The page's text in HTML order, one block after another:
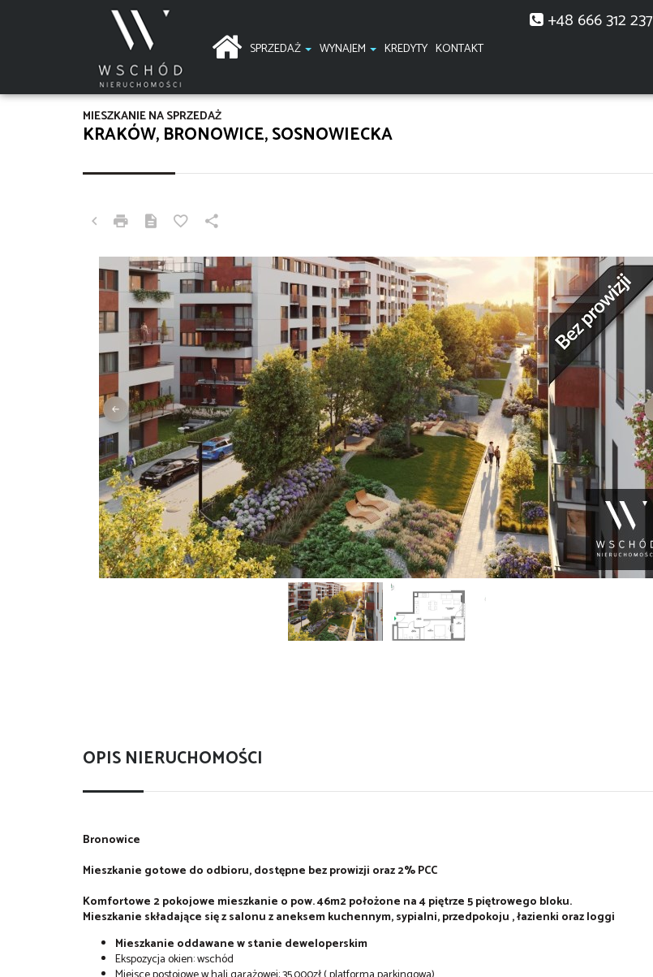
SPRZEDAŻ WYNAJEM KREDYTY KONTAKT
+48 666 312 237
KRAKÓW, BRONOWICE, SOSNOWIECKA
MIESZKANIE NA SPRZEDAŻ
OPIS NIERUCHOMOŚCI
Bronowice
Mieszkanie gotowe do odbioru, dostępne bez prowizji oraz 2% PCC
Komfortowe 2 pokojowe mieszkanie o pow. 46m2 położone na 4 piętrze 5 piętrowego bloku.
Mieszkanie składające się z salonu z aneksem kuchennym, sypialni, przedpokoju , łazienki oraz loggi
Mieszkanie oddawane w stanie deweloperskim
Ekspozycja okien: wschód